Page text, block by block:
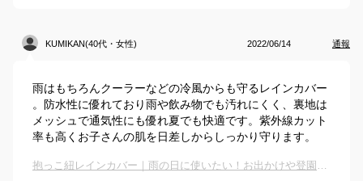
KUMIKAN(40代・女性) 2022/06/14 通報
雨はもちろんクーラーなどの冷風からも守るレインカバー
。防水性に優れており雨や飲み物でも汚れにくく、裏地は
メッシュで通気性にも優れ夏でも快適です。紫外線カット
率も高くお子さんの肌を日差しからしっかり守ります。
抱っこ紐レインカバー｜雨の日に使いたい！お出かけや登園にも便利なカバーのおすすめは？